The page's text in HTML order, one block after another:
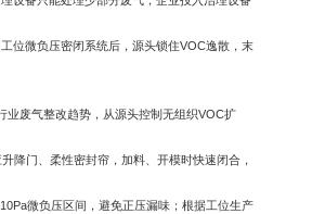
位微负压密闭系统后，源头锁住VOC逸散，末
业废气整改趋势，从源头控制无组织VOC扩
降门、柔性密封帘，加料、开模时快速闭合，
微负压区间，避免正压漏味；根据工位生产